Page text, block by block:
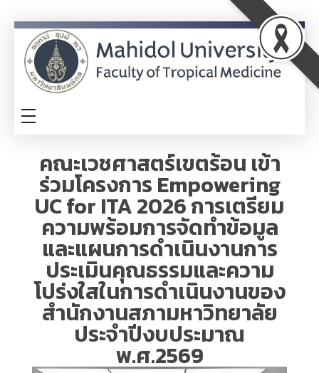
TM-ITA
คณะเวชศาสตร์เขตร้อน เข้า
ร่วมโครงการ Empowering
UC for ITA 2026 การเตรียม
ความพร้อมการจัดทำข้อมูล
และแผนการดำเนินงานการ
ประเมินคุณธรรมและความ
โปร่งใสในการดำเนินงานของ
สำนักงานสภามหาวิทยาลัย
ประจำปีงบประมาณ
พ.ศ.2569